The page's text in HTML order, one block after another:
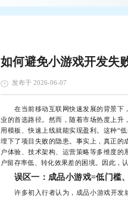
如何避免小游戏开发失
发布于 2026-06-07
在当前移动互联网快速发展的背景下
业的首选路径。然而，随着市场热度上升
用模板、快速上线就能实现盈利。这种“
埋下了项目失败的隐患。事实上，真正的
户体验、技术架构、运营策略等多维度
户留存率低、转化效果差的困境。因此，
误区一：成品小游戏=低门槛
许多初入行者认为，成品小游戏开发就